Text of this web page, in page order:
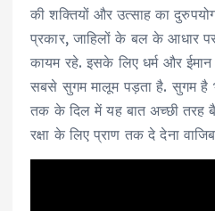
की शक्तियों और उत्‍साह का
प्रकार, जाहिलों के बल के आधार
कायम रहे. इसके लिए धर्म और
सबसे सुगम मालूम पड़ता है. सुगम है
तक के दिल में यह बात अच्‍छी तरह
रक्षा के लिए प्राण तक दे देना